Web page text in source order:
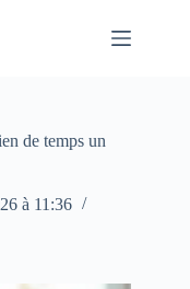
de temps un
à 11:36